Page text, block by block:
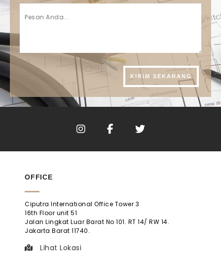
OFFICE
Ciputra International Office Tower 3
16th Floor unit 51
Jalan Lingkat Luar Barat No 101. RT 14/ RW 14.
Jakarta Barat 11740.
Lihat Lokasi